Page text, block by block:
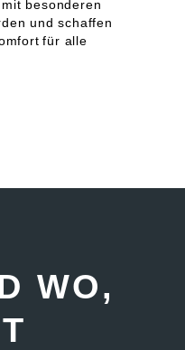
besonderen
und schaffen
für alle
WO,